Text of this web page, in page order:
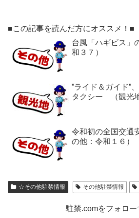
■この記事を読んだ方にオススメ！■
台風「ハギビス
和３７）
”ライド＆ガイド”
タクシー （観光
令和初の全国交
の他：令和１６）
☆その他駐禁情報 その他駐禁情報
駐禁.comをフォロー